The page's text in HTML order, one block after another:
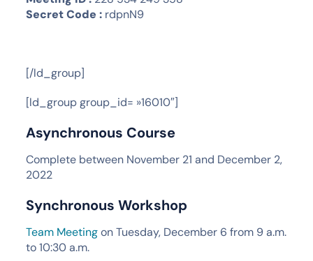
Secret Code : rdpnN9
[/ld_group]
[ld_group group_id= »16010″]
Asynchronous Course
Complete between November 21 and December 2,
2022
Synchronous Workshop
Team Meetingon Tuesday, December 6 from 9 a.m.
to 10:30 a.m.